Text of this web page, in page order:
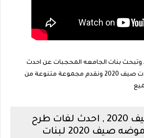
وتبحث بنات الجامعه المحجبات عن احدث
موضة لفات طرح وشالات صيف 2020 ونقدم مجموعة متنوعة من
لفات طرح صيف 2020 , احدث لفات طرح
صيف 2020 , موضه صيف 2020 لبنات